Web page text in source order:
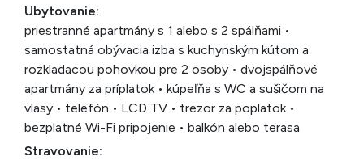
Ubytovanie:
priestranné apartmány s 1 alebo s 2 spálňami •
samostatná obývacia izba s kuchynským kútom a
rozkladacou pohovkou pre 2 osoby • dvojspálňové
apartmány za príplatok • kúpeľňa s WC a sušičom na
vlasy • telefón • LCD TV • trezor za poplatok •
bezplatné Wi-Fi pripojenie • balkón alebo terasa
Stravovanie: